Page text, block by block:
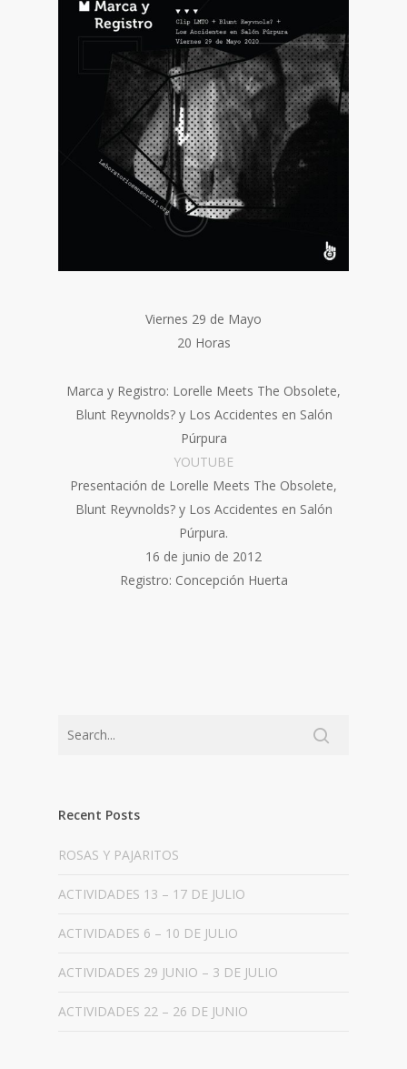
Viernes 29 de Mayo
20 Horas
Marca y Registro: Lorelle Meets The Obsolete,
Blunt Reyvnolds? y Los Accidentes en Salón
Púrpura
YOUTUBE
Presentación de Lorelle Meets The Obsolete,
Blunt Reyvnolds? y Los Accidentes en Salón
Púrpura.
16 de junio de 2012
Registro: Concepción Huerta
Recent Posts
ROSAS Y PAJARITOS
ACTIVIDADES 13 – 17 DE JULIO
ACTIVIDADES 6 – 10 DE JULIO
ACTIVIDADES 29 JUNIO – 3 DE JULIO
ACTIVIDADES 22 – 26 DE JUNIO